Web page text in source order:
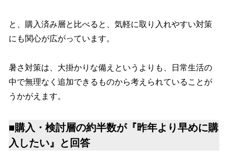
と、購入済み層と比べると、気軽に取り入れやすい対策
にも関心が広がっています。
暑さ対策は、大掛かりな備えというよりも、日常生活の
中で無理なく追加できるものから考えられていることが
うかがえます。
■購入・検討層の約半数が『昨年より早めに購
入したい』と回答